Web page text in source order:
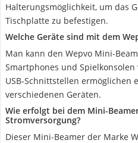
Halterungsmöglichkeit, um das
Tischplatte zu befestigen.
Welche Geräte sind mit dem
Man kann den Wepvo Mini-
Smartphones und
USB-Schnittstellen
verschiedenen Geräten.
Wie erfolgt bei dem Mini-
Stromversorgung?
Dieser Mini-Beamer der Marke